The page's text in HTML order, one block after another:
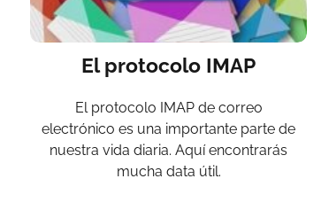
El protocolo IMAP
El protocolo IMAP de correo
electrónico es una importante parte de
nuestra vida diaria. Aquí encontrarás
mucha data útil.